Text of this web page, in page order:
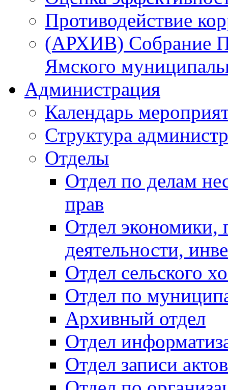
Противодействие
(АРХИВ) Собрание
Ямского
Администрация
Календарь
Структура
Отделы
Отдел по делам
прав
Отдел экономики,
деятельности,
Отдел сельского
Отдел по
Архивный отдел
Отдел
Отдел записи